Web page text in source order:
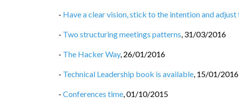
- Have a clear vision, stick to the intention and
- Two structuring meetings patterns, 31/03/2016
- The Hacker Way, 26/01/2016
- Technical Leadership book is available, 15/01/2016
- Conferences time,01/10/2015